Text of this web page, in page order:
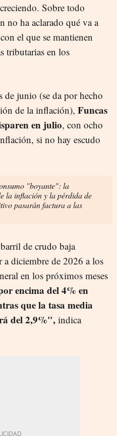
Sobre todo
no ha aclarado qué va a
el que se mantienen
tributarias en los
de junio (se da por hecho
de la inflación), Funcas
en julio, con ocho
si no hay escudo
"boyante": la
la inflación y la pérdida de
pasarán factura a las
de crudo baja
a diciembre de 2026 a los
en los próximos meses
encima del 4% en
que la tasa media
del 2,9%", indica